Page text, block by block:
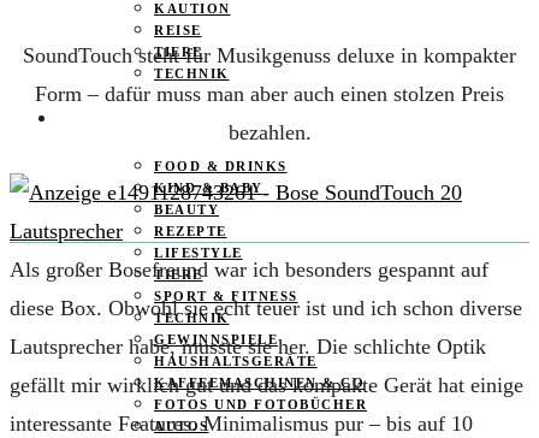
KAUTION
REISE
TIERE
TECHNIK
FOOD & DRINKS
KIND & BABY
BEAUTY
REZEPTE
LIFESTYLE
TIERE
SPORT & FITNESS
TECHNIK
GEWINNSPIELE
HAUSHALTSGERÄTE
KAFFEEMASCHINEN & CO
FOTOS UND FOTOBÜCHER
AUTOS
SoundTouch steht für Musikgenuss deluxe in kompakter
Form – dafür muss man aber auch einen stolzen Preis
bezahlen.
Als großer Bosefreund war ich besonders gespannt auf
diese Box. Obwohl sie echt teuer ist und ich schon diverse
Lautsprecher habe, musste sie her. Die schlichte Optik
gefällt mir wirklich gut und das kompakte Gerät hat einige
interessante Features. Minimalismus pur – bis auf 10